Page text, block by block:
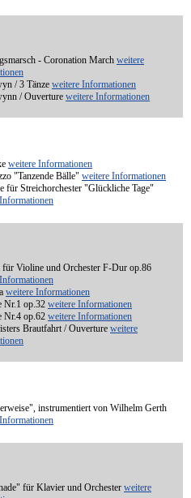
- Coronation March weitere
/ 3 Tänze weitere Informationen
/ Ouverture weitere Informationen
weitere Informationen
"Tanzende Bälle" weitere Informationen
für Streichorchester "Glückliche Tage"
für Violine und Orchester F-Dur op.86
weitere Informationen
Nr.1 op.32 weitere Informationen
Nr.4 op.62 weitere Informationen
Brautfahrt / Ouverture weitere
instrumentiert von Wilhelm Gerth
für Klavier und Orchester weitere